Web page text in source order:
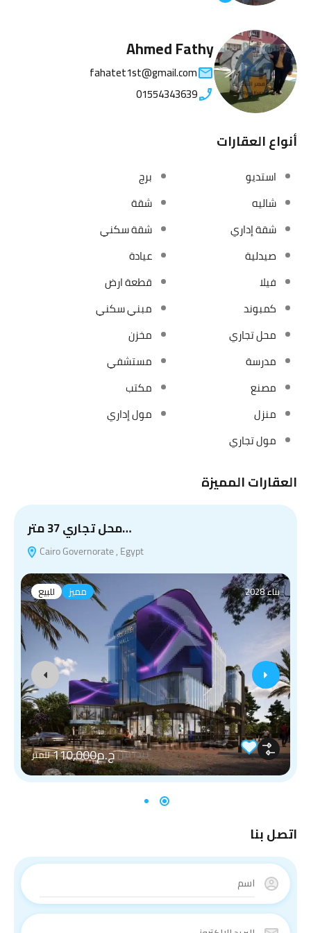
Ahmed Fathy
fahatet1st@gmail.com
01554343639
أنواع العقارات
استديو
برج
شاليه
شقة
شقة إداري
شقة سكني
صيدلية
عيادة
فيلا
قطعة ارض
كمبوند
مبني سكني
محل تجاري
مخزن
مدرسة
مستشفي
مصنع
مكتب
منزل
مول إداري
مول تجاري
العقارات المميزة
محل تجاري 37 متر…
Cairo Governorate , Egypt
للبيع مميز بناء 2028
يبدأ منج.م110,000 للمتر
اتصل بنا